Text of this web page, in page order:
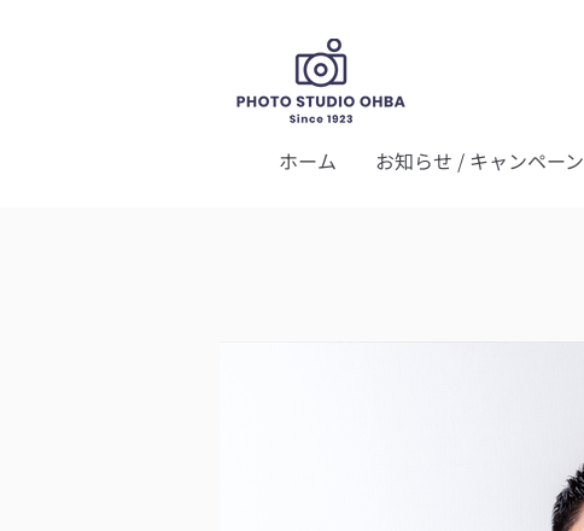
ホーム お知らせ / キャンペーン